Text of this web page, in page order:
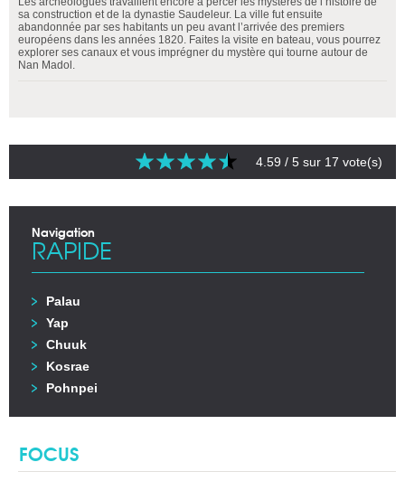
sa construction et de la dynastie Saudeleur. La ville fut ensuite
abandonnée par ses habitants un peu avant l’arrivée des premiers
européens dans les années 1820. Faites la visite en bateau, vous pourrez
explorer ses canaux et vous imprégner du mystère qui tourne autour de
Nan Madol.
4.59 / 5 sur 17 vote(s)
Navigation
RAPIDE
Palau
Yap
Chuuk
Kosrae
Pohnpei
FOCUS